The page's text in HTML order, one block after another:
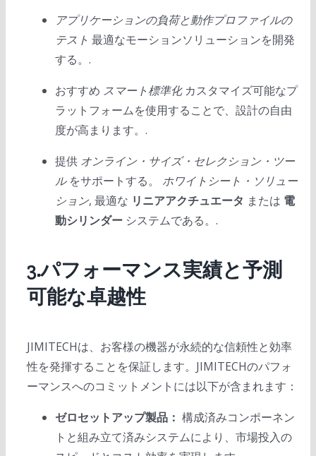
アプリケーションの負荷と動作プロファイルの
テスト 最適なモーションソリューションを開発
する。.
おすすめ スマート標準化カスタマイズ可能なプ
ラットフォームを使用することで、設計の自由
度が高まります。.
提供 オンライン・サイズ・セレクション・ツー
ルをサポートする。 ホワイトシート・ソリュー
ション, 最適な リニアアクチュエータ または 電
動シリンダーシステムである。.
3.パフォーマンス実績と予測
可能な卓越性
JIMITECHは、お客様の機器が永続的な信頼性と効率
性を発揮することを保証します。JIMITECHのパフォ
ーマンスへのコミットメントには以下が含まれます：
ゼロセットアップ製品： 構成済みコンポーネン
トと組み立て済みシステムにより、市場投入の